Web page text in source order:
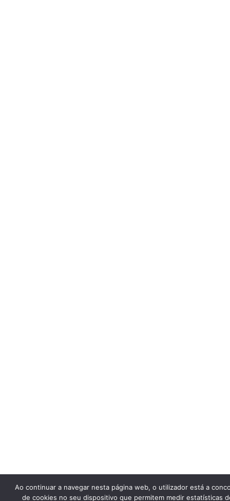
Ao continuar a navegar nesta página web, o utilizador está a
de cookies no seu dispositivo que permitem medir estatísticas